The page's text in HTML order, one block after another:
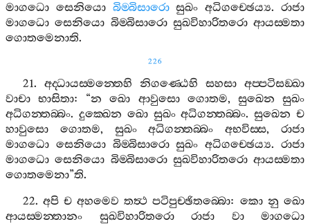
මාගධො සෙනියො බිම‍්බිසාරො සුඛං අධිගච‍්ඡෙය්‍ය.රාජා
මාගධො සෙනියො බිම‍්බිසාරො සුඛවිහාරිතරො ආයස‍්මතා
ගොතමෙනාති.
226
21. අද‍්ධායස‍්මන‍්තෙහි නිගණ‍්ඨෙහි සහසා අප‍්පටිසඞ‍්ඛා
වාචා භාසිතා: “න ඛො ආවුසො ගොතම, සුඛෙන
සුඛං
අධිගන‍්තබ‍්බං. දුක‍්ඛෙන ඛො සුඛං අධිගන‍්තබ‍්බං.සුඛෙන ච
හාවුසො
ගොතම, සුඛං අධිගන‍්තබ‍්බං අභවිස‍්ස,රාජා
මාගධො සෙනියො බිම‍්බිසාරො සුඛං අධිගච‍්ඡෙය්‍ය.රාජා
මාගධො සෙනියො බිම‍්බිසාරො සුඛවිහාරිතරො ආයස‍්මතා
ගොතමෙනා”ති.
22. අපි ච අහමෙව තත්‍ථ පටිපුච‍්ඡිතබ‍්බො: කො නු ඛො
ආයස‍්මන‍්තානං
සුඛවිහාරිතරො රාජා වා
මාගධො